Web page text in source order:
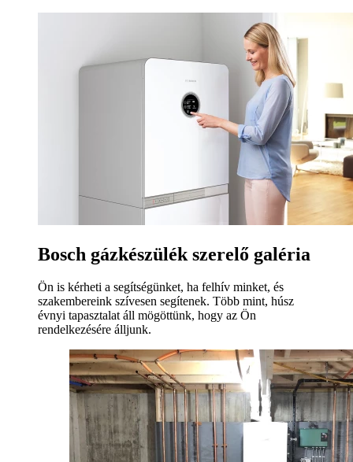
Bosch gázkészülék szerelő galéria
Ön is kérheti a segítségünket, ha felhív minket, és
szakembereink szívesen segítenek. Több mint, húsz
évnyi tapasztalat áll mögöttünk, hogy az Ön
rendelkezésére álljunk.